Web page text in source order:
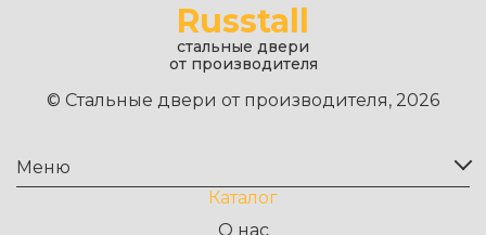
Russtall
стальные двери
от производителя
© Стальные двери от производителя, 2026
Меню
Каталог
О нас